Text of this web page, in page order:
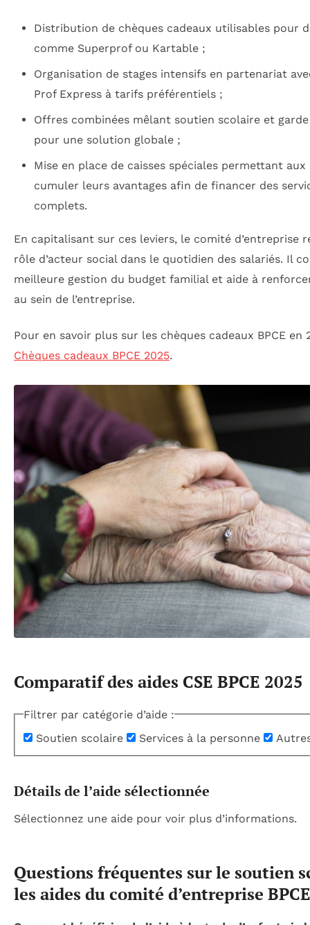
Distribution de chèques cadeaux utilisables pour
comme Superprof ou Kartable ;
Organisation de stages intensifs en partenariat
Prof Express à tarifs préférentiels ;
Offres combinées mêlant soutien scolaire et garde
pour une solution globale ;
Mise en place de caisses spéciales permettant aux
cumuler leurs avantages afin de financer des
complets.
En capitalisant sur ces leviers, le comité d’entreprise
rôle d’acteur social dans le quotidien des salariés. Il
meilleure gestion du budget familial et aide à
au sein de l’entreprise.
Pour en savoir plus sur les chèques cadeaux BPCE en
Chèques cadeaux BPCE 2025.
Comparatif des aides CSE BPCE 2025
Filtrer par catégorie d’aide :
Soutien scolaire
Services à la personne
Détails de l’aide sélectionnée
Sélectionnez une aide pour voir plus d’informations.
Questions fréquentes sur le soutien
les aides du comité d’entreprise BPCE